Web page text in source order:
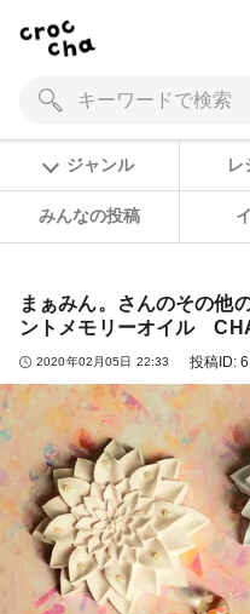
ジャンル レ
みんなの投稿
まぁみん。さんのその他
ントメモリーオイル
2020年02月05日 22:33 投稿ID: